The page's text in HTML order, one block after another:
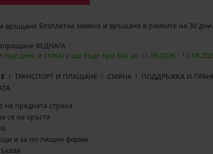
Безплатна замяна и връщане в рамките на 30 дни.
ВЕДНАГА
още днес и стоката ще бъде при Вас до 11.08.2026 - 12.08.
ТРАНСПОРТ И ПЛАЩАНЕ СМЯНА
ПОДДРЪЖКА И
на предната страна
се на кръста
и за по-пищни форми